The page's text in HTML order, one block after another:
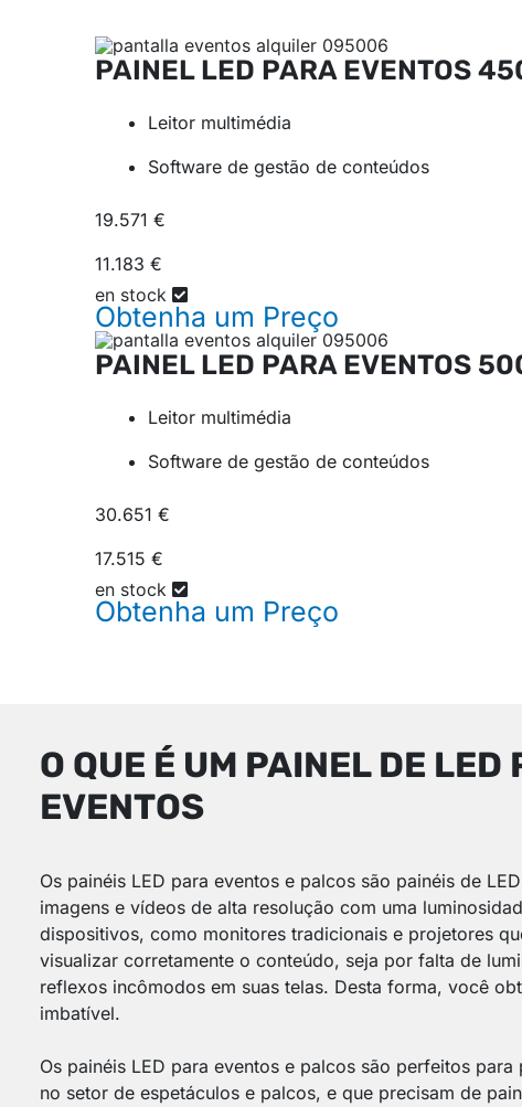
PAINEL LED PARA EVENTOS
Leitor multimédia
Software de gestão de conteúdos
19.571 €
11.183 €
en stock
Obtenha um Preço
PAINEL LED PARA EVENTOS
Leitor multimédia
Software de gestão de conteúdos
30.651 €
17.515 €
en stock
Obtenha um Preço
O QUE É UM PAINEL DE LED
EVENTOS
Os painéis LED para eventos e palcos são painéis de
imagens e vídeos de alta resolução com uma
dispositivos, como monitores tradicionais e projetores
visualizar corretamente o conteúdo, seja por falta de
reflexos incômodos em suas telas. Desta forma, você
imbatível.
Os painéis LED para eventos e palcos são perfeitos para
no setor de espetáculos e palcos, e que precisam de